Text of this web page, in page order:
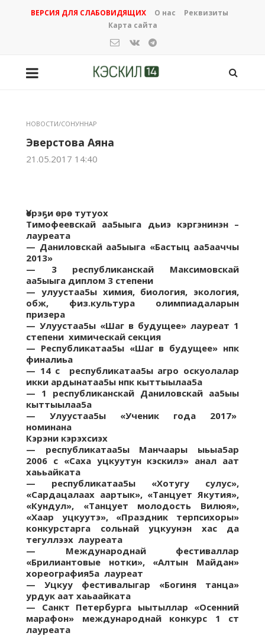
ВЕРСИЯ ДЛЯ СЛАБОВИДЯЩИХ О нас
Реквизиты
Карта сайта
НОВОСТИ/СОНУННАР
Эверстова Аяна
21.05.2017 14:40
Үөрэҕи өрө тутуох
Тимофеевскай аа5ыыга дьиэ кэргэнинэн–
лауреата
— Даниловскайаа5ыыга «Бастыц аа5ааччы
2013»
— 3 республиканскай
Максимовскай
аа5ыыга диплом 3 степени
— улуустаа5ы химия, биология, экология,
обж, физ.культура
олимпиадаларын
призера
— Улуустаа5ы «Шаг в будущее» лауреат 1
степени химическай секция
— Республикатаа5ы «Шаг в будущее» нпк
финалиьа
— 14 с республикатаа5ы агро оскуолалар
икки ардынатаа5ы нпк кыттыылаа5а
— 1 республиканскай Даниловскай аа5ыы
кыттыылаа5а
— Улуустаа5ы «Ученик года 2017»
номинана
Кэрэни кэрэхсиэх
— республикатаа5ы Манчаары ыьыа5ар
2006 с «Саха уцкуутун кэскилэ» анал аат
хаььайката
— республикатаа5ы «Хотугу сулус»,
«Сардацалаах аартык», «Танцует Якутия»,
«Кундул», «Танцует молодость Вилюя»,
«Хаар уцкуутэ», «Праздник терпсихоры»
конкурстарга
сольнай уцкуунэн хасда
тегуллээх лауреата
— Международнай
фестиваллар
«Брилиантовые нотки», «Алтын Майдан»
хореография5а лауреат
— Уцкуу фестивалыгар «Богиня танца»
урдук аат хаьаайката
— Санкт Петербурга ыытыллар «Осенний
марафон» международнайконкурс 1 ст
лауреата